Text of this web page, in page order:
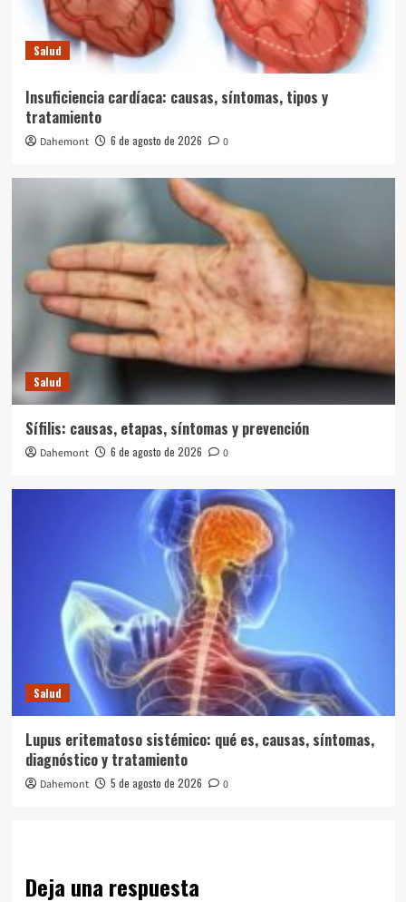
Salud
Insuficiencia cardíaca: causas, síntomas, tipos y
tratamiento
Dahemont 6 de agosto de 2026 0
Salud
Sífilis: causas, etapas, síntomas y prevención
Dahemont 6 de agosto de 2026 0
Salud
Lupus eritematoso sistémico: qué es, causas, síntomas,
diagnóstico y tratamiento
Dahemont 5 de agosto de 2026 0
Deja una respuesta